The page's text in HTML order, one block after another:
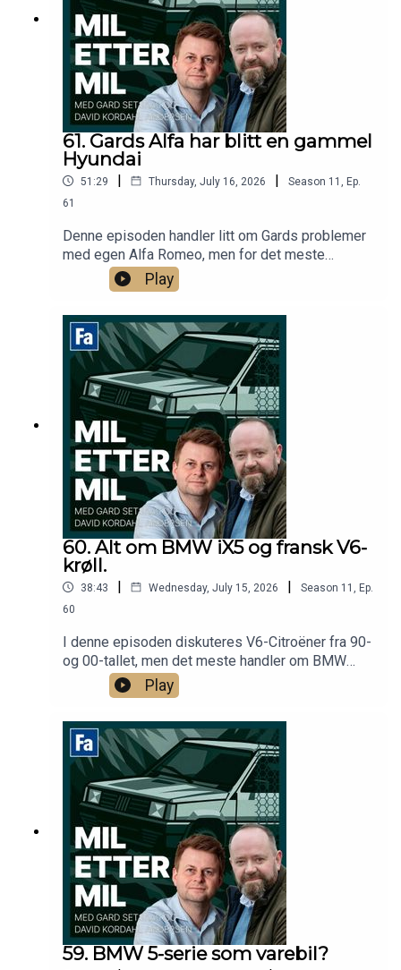
61. Gards Alfa har blitt en gammel
Hyundai
51:29 | Thursday, July 16, 2026 | Season 11 , Ep.
61
Denne episoden handler litt om Gards problemer
med egen Alfa Romeo, men for det meste
snakkes det om feriebiler for to til 150 000
Play
60. Alt om BMW iX5 og fransk V6-
krøll.
38:43 | Wednesday, July 15, 2026 | Season 11 , Ep.
60
I denne episoden diskuteres V6-Citroëner fra 90-
og 00-tallet, men det meste handler om BMW
Play
59. BMW 5-serie som varebil?